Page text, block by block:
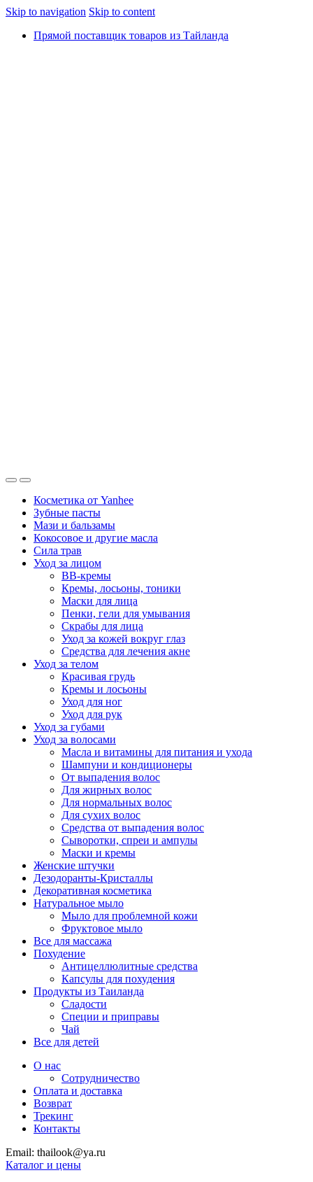
Skip to navigation Skip to content
Прямой поставщик товаров из Тайланда
Косметика от Yanhee
Зубные пасты
Мази и бальзамы
Кокосовое и другие масла
Сила трав
Уход за лицом
BB-кремы
Кремы, лосьоны, тоники
Маски для лица
Пенки, гели для умывания
Скрабы для лица
Уход за кожей вокруг глаз
Средства для лечения акне
Уход за телом
Красивая грудь
Кремы и лосьоны
Уход для ног
Уход для рук
Уход за губами
Уход за волосами
Масла и витамины для питания и ухода
Шампуни и кондиционеры
От выпадения волос
Для жирных волос
Для нормальных волос
Для сухих волос
Средства от выпадения волос
Сыворотки, спреи и ампулы
Маски и кремы
Женские штучки
Дезодоранты-Кристаллы
Декоративная косметика
Натуральное мыло
Мыло для проблемной кожи
Фруктовое мыло
Все для массажа
Похудение
Антицеллюлитные средства
Капсулы для похудения
Продукты из Таиланда
Сладости
Специи и приправы
Чай
Все для детей
О нас
Сотрудничество
Оплата и доставка
Возврат
Трекинг
Контакты
Email: thailook@ya.ru
Каталог и цены